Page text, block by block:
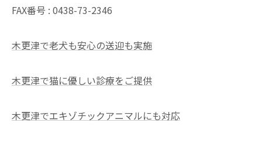
FAX番号 : 0438-73-2346
木更津で老犬も安心の送迎も実施
木更津で猫に優しい診療をご提供
木更津でエキゾチックアニマルにも対応